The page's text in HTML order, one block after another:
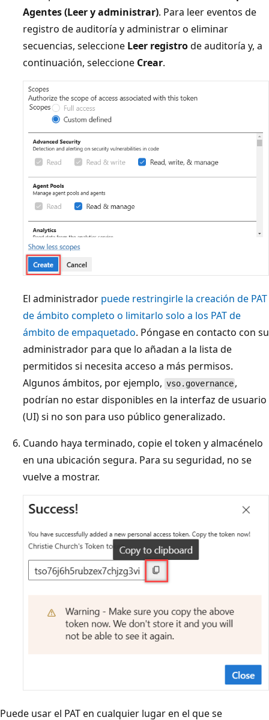
Agentes (Leer y administrar). Para leer eventos de
registro de auditoría y administrar o eliminar
secuencias, seleccione Leer registrode auditoría y, a
continuación, seleccione Crear.
El administrador puede restringirle la creación de PAT
de ámbito completo o limitarlo solo a los PAT de
ámbito de empaquetado. Póngase en contacto con su
administrador para que lo añadan a la lista de
permitidos si necesita acceso a más permisos.
Algunos ámbitos, por ejemplo, vso.governance ,
podrían no estar disponibles en la interfaz de usuario
(UI) si no son para uso público generalizado.
Cuando haya terminado, copie el token y almacénelo
en una ubicación segura. Para su seguridad, no se
vuelve a mostrar.
Puede usar el PAT en cualquier lugar en el que se